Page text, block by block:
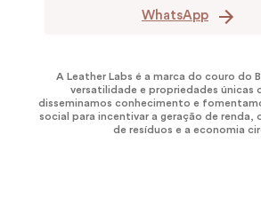
WhatsApp
A Leather Labs é a marca do couro do
versatilidade e propriedades únicas
disseminamos conhecimento e
social para incentivar a geração de renda,
de resíduos e a economia